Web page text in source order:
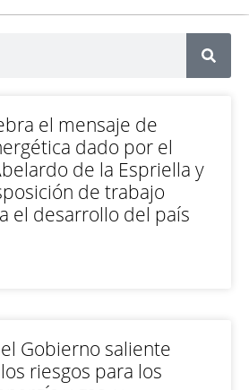
el mensaje de
dado por el
de la Espriella y
de trabajo
el desarrollo del país
Gobierno saliente
riesgos para los